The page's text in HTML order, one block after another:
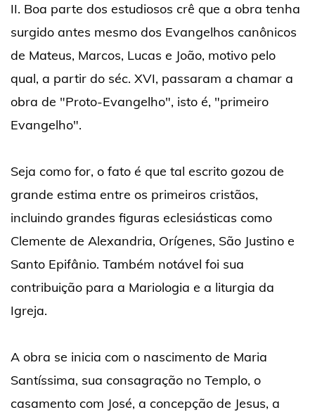
II. Boa parte dos estudiosos crê que a obra tenha
surgido antes mesmo dos Evangelhos canônicos
de Mateus, Marcos, Lucas e João, motivo pelo
qual, a partir do séc. XVI, passaram a chamar a
obra de "Proto-Evangelho", isto é, "primeiro
Evangelho".
Seja como for, o fato é que tal escrito gozou de
grande estima entre os primeiros cristãos,
incluindo grandes figuras eclesiásticas como
Clemente de Alexandria, Orígenes, São Justino e
Santo Epifânio. Também notável foi sua
contribuição para a Mariologia e a liturgia da
Igreja.
A obra se inicia com o nascimento de Maria
Santíssima, sua consagração no Templo, o
casamento com José, a concepção de Jesus, a